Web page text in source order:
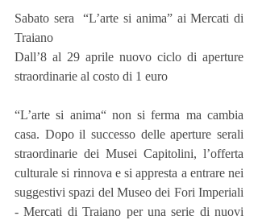
Sabato sera  “L’arte si anima” ai Mercati di
Traiano
Dall’8 al 29 aprile nuovo ciclo di aperture
straordinarie al costo di 1 euro
“L’arte si anima“ non si ferma ma cambia
casa. Dopo il successo delle aperture serali
straordinarie dei Musei Capitolini, l’offerta
culturale si rinnova e si appresta a entrare nei
suggestivi spazi del Museo dei Fori Imperiali
- Mercati di Traiano per una serie di nuovi